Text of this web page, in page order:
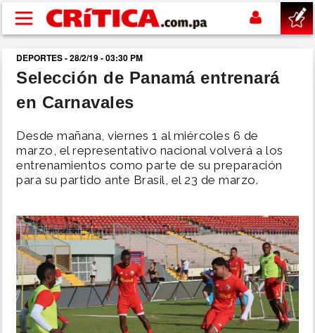
Pasar al contenido principal
buscar
SUCESOS
NACIONAL
POLÍTICA
SHOW
DEPORTES
MUNDO
DEPORTES - 28/2/19 - 03:30 PM
Selección de Panamá entrenará
en Carnavales
Desde mañana, viernes 1 al miércoles 6 de
marzo, el representativo nacional volverá a los
entrenamientos como parte de su preparación
para su partido ante Brasil, el 23 de marzo.